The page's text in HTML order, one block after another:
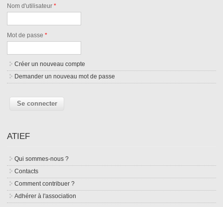
Nom d'utilisateur*
Mot de passe*
Créer un nouveau compte
Demander un nouveau mot de passe
ATIEF
Qui sommes-nous ?
Contacts
Comment contribuer ?
Adhérer à l'association